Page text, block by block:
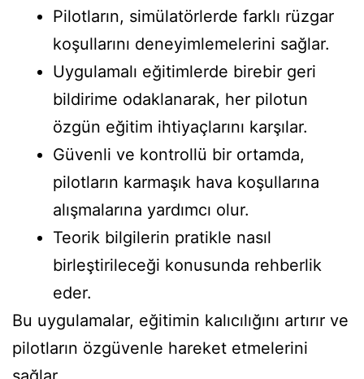
Pilotların, simülatörlerde farklı rüzgar
koşullarını deneyimlemelerini sağlar.
Uygulamalı eğitimlerde birebir geri
bildirime odaklanarak, her pilotun
özgün eğitim ihtiyaçlarını karşılar.
Güvenli ve kontrollü bir ortamda,
pilotların karmaşık hava koşullarına
alışmalarına yardımcı olur.
Teorik bilgilerin pratikle nasıl
birleştirileceği konusunda rehberlik
eder.
Bu uygulamalar, eğitimin kalıcılığını artırır ve
pilotların özgüvenle hareket etmelerini